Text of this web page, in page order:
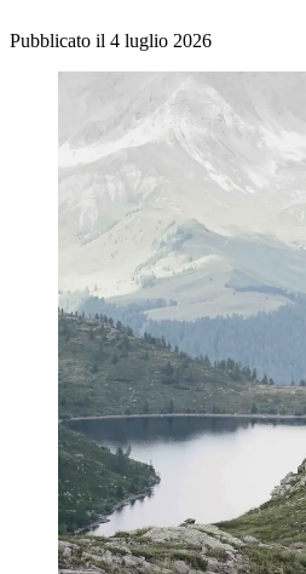
Pubblicato il 4 luglio 2026